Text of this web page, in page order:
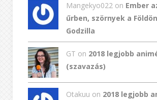
Mangekyo022 on Ember
űrben, szörnyek a
Godzilla
GT on 2018 legjobb
(szavazás)
Otakuu on 2018 legjobb